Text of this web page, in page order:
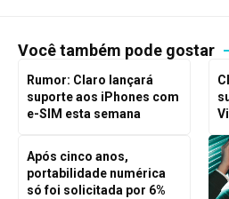
Você também pode gostar
Rumor: Claro lançará
suporte aos iPhones com
e-SIM esta semana
Após cinco anos,
portabilidade numérica
só foi solicitada por 6%